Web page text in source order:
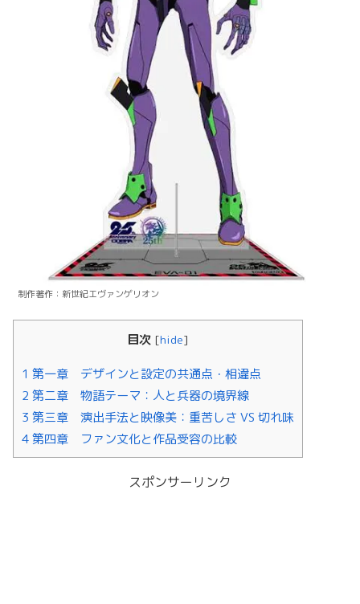
制作著作：新世紀エヴァンゲリオン
目次 [hide]
1 第一章 デザインと設定の共通点・相違点
2 第二章 物語テーマ：人と兵器の境界線
3 第三章 演出手法と映像美：重苦しさ VS 切れ味
4 第四章 ファン文化と作品受容の比較
スポンサーリンク